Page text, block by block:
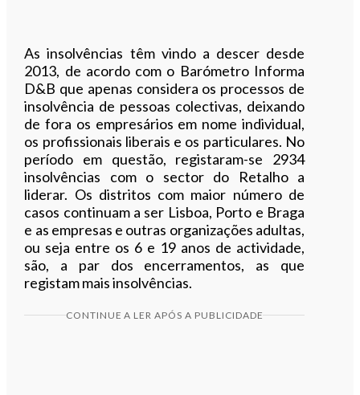
As insolvências têm vindo a descer desde
2013, de acordo com o Barómetro Informa
D&B que apenas considera os processos de
insolvência de pessoas colectivas, deixando
de fora os empresários em nome individual,
os profissionais liberais e os particulares. No
período em questão, registaram-se 2934
insolvências com o sector do Retalho a
liderar. Os distritos com maior número de
casos continuam a ser Lisboa, Porto e Braga
e as empresas e outras organizações adultas,
ou seja entre os 6 e 19 anos de actividade,
são, a par dos encerramentos, as que
registam mais insolvências.
CONTINUE A LER APÓS A PUBLICIDADE